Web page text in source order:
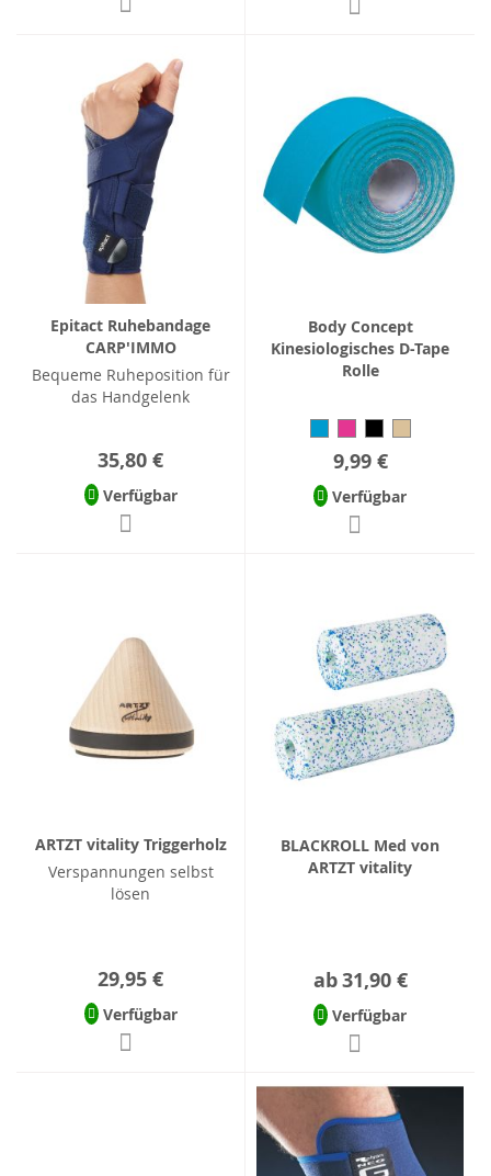
Epitact Ruhebandage
CARP'IMMO
Bequeme Ruheposition für
das Handgelenk
35,80 €
Verfügbar
Body Concept
Kinesiologisches D-Tape
Rolle
9,99 €
Verfügbar
ARTZT vitality Triggerholz
Verspannungen selbst
lösen
29,95 €
Verfügbar
BLACKROLL Med von
ARTZT vitality
ab31,90 €
Verfügbar